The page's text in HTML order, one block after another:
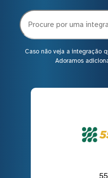
Caso não veja a integração
Adoramos